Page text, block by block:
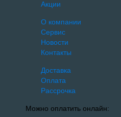
Акции
О компании
Сервис
Новости
Контакты
Доставка
Оплата
Рассрочка
Можно оплатить онлайн: